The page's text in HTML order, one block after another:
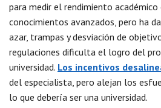
para medir el rendimiento
conocimientos avanzados, pero ha
azar, trampas y desviación de
regulaciones dificulta el logro del
universidad. Los incentivos
del especialista, pero alejan los
lo que debería ser una universidad.